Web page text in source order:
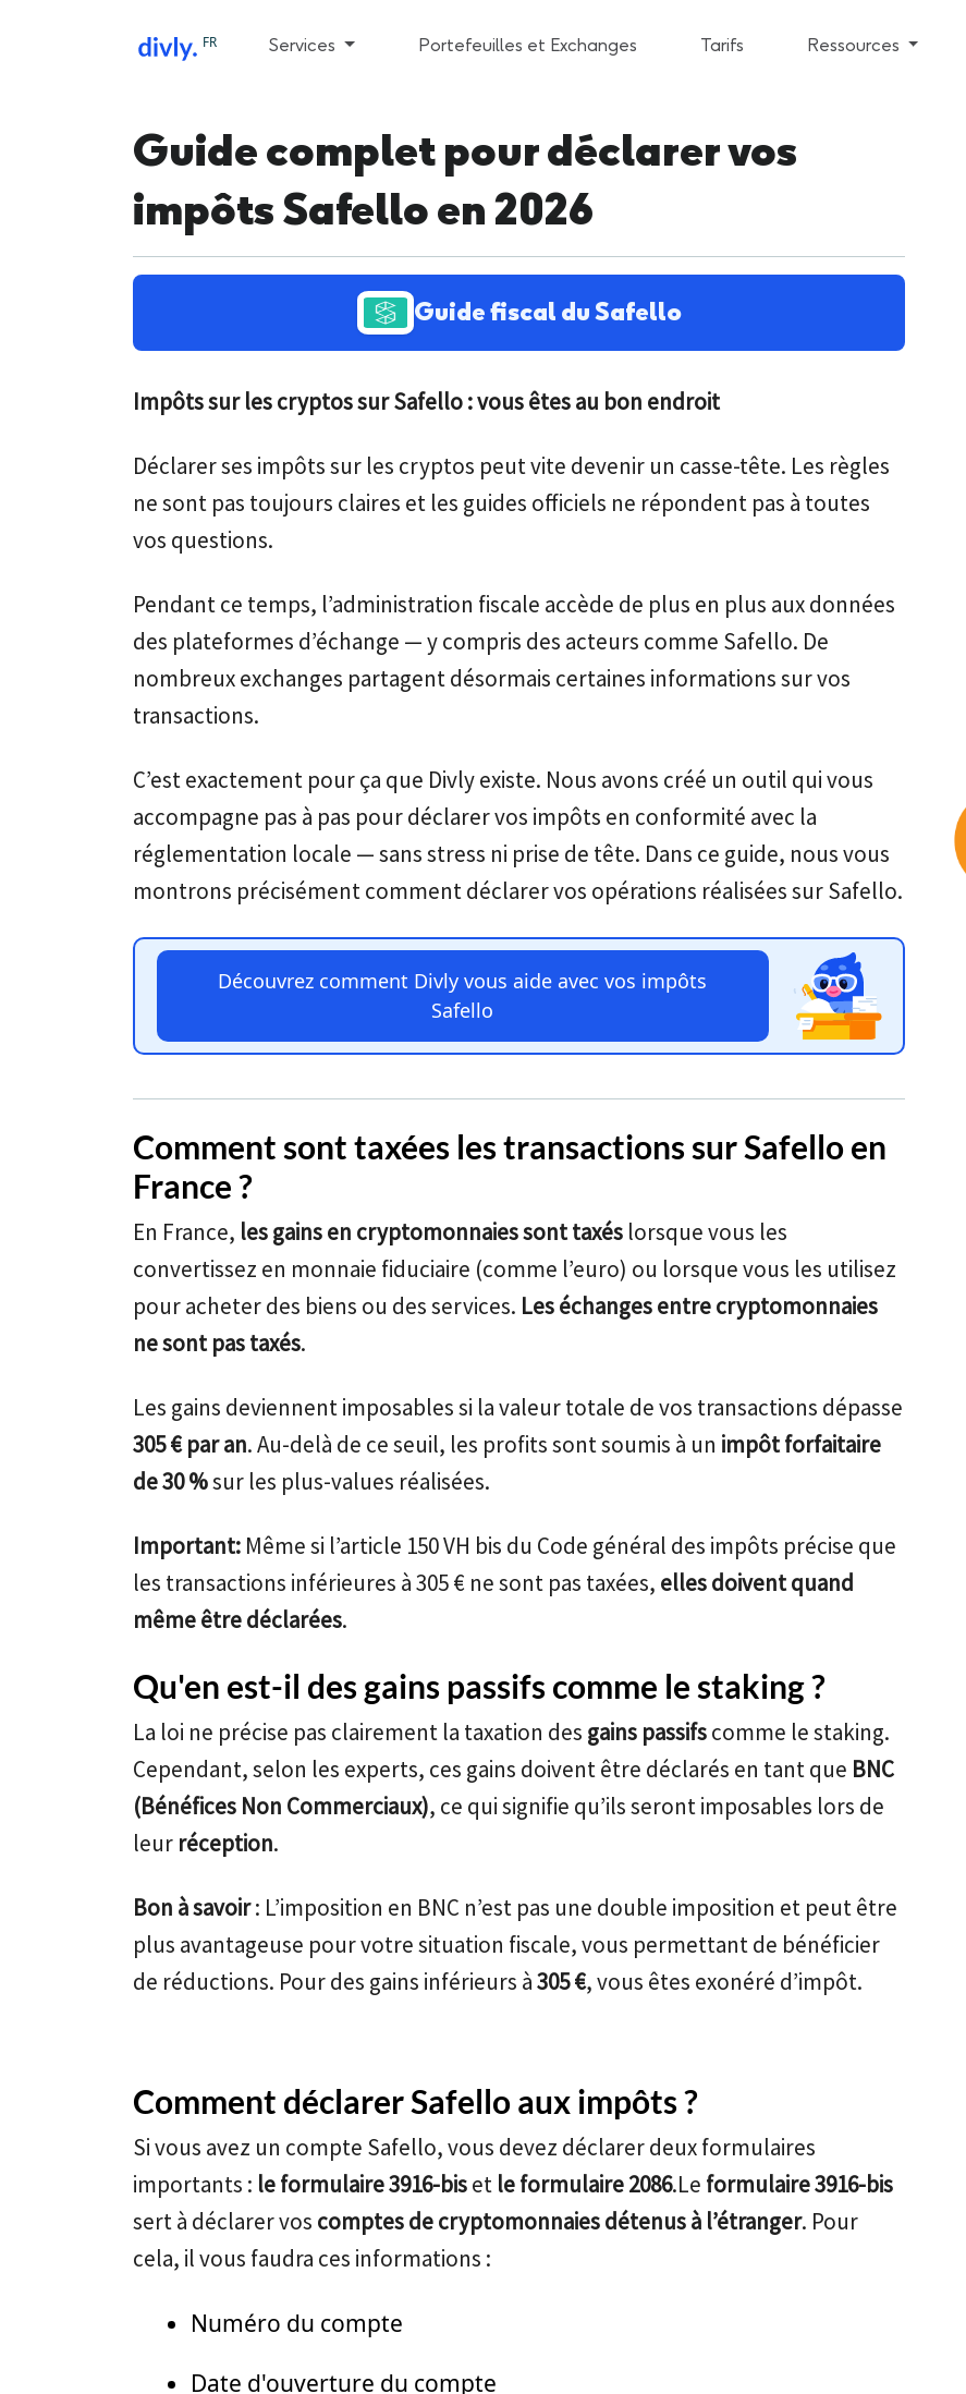
FR Services Portefeuilles et Exchanges Tarifs Ressources
Guide complet pour déclarer vos
impôts Safello en 2026
Guide fiscal du Safello
Impôts sur les cryptos sur Safello : vous êtes au bon endroit
Déclarer ses impôts sur les cryptos peut vite devenir un casse-tête. Les règles
ne sont pas toujours claires et les guides officiels ne répondent pas à toutes
vos questions.
Pendant ce temps, l’administration fiscale accède de plus en plus aux données
des plateformes d’échange — y compris des acteurs comme Safello. De
nombreux exchanges partagent désormais certaines informations sur vos
transactions.
C’est exactement pour ça que Divly existe. Nous avons créé un outil qui vous
accompagne pas à pas pour déclarer vos impôts en conformité avec la
réglementation locale — sans stress ni prise de tête. Dans ce guide, nous vous
montrons précisément comment déclarer vos opérations réalisées sur Safello.
Découvrez comment Divly vous aide avec vos impôts
Safello
Comment sont taxées les transactions sur Safello en
France ?
En France, les gains en cryptomonnaies sont taxés lorsque vous les
convertissez en monnaie fiduciaire (comme l’euro) ou lorsque vous les utilisez
pour acheter des biens ou des services. Les échanges entre cryptomonnaies
ne sont pas taxés.
Les gains deviennent imposables si la valeur totale de vos transactions dépasse
305 € par an. Au-delà de ce seuil, les profits sont soumis à un impôt forfaitaire
de 30 %sur les plus-values réalisées.
Important: Même si l’article 150 VH bis du Code général des impôts précise que
les transactions inférieures à 305 € ne sont pas taxées, elles doivent quand
même être déclarées.
Qu'en est-il des gains passifs comme le staking ?
La loi ne précise pas clairement la taxation des gains passifscomme le staking.
Cependant, selon les experts, ces gains doivent être déclarés en tant que BNC
(Bénéfices Non Commerciaux), ce qui signifie qu’ils seront imposables lors de
leur réception.
Bon à savoir: L’imposition en BNC n’est pas une double imposition et peut être
plus avantageuse pour votre situation fiscale, vous permettant de bénéficier
de réductions. Pour des gains inférieurs à305 €, vous êtes exonéré d’impôt.
Comment déclarer Safello aux impôts ?
Si vous avez un compte Safello, vous devez déclarer deux formulaires
importants : le formulaire 3916-biset le formulaire 2086.Le formulaire 3916-bis
sert à déclarer vos comptes de cryptomonnaies détenus à l’étranger. Pour
cela, il vous faudra ces informations :
Numéro du compte
Date d'ouverture du compte